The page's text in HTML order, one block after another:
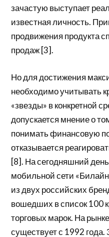
зачастую выступает
известная личность.
продвижения продукта
продаж [3].
Но для достижения
необходимо учитывать
«звезды» в конкретной
допускается мнение о
понимать финансовую
отказывается
[8]. На сегодняшний
мобильной сети
из двух российских
вошедших в список 100
торговых марок. На
существует с 1992 года.